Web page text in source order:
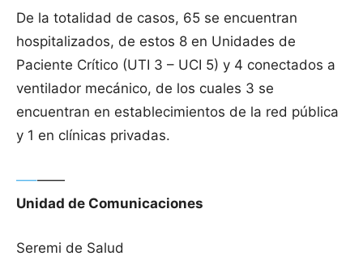
De la totalidad de casos, 65 se encuentran
hospitalizados, de estos 8 en Unidades de
Paciente Crítico (UTI 3 – UCI 5) y 4 conectados a
ventilador mecánico, de los cuales 3 se
encuentran en establecimientos de la red pública
y 1 en clínicas privadas.
—–——
Unidad de Comunicaciones
Seremi de Salud